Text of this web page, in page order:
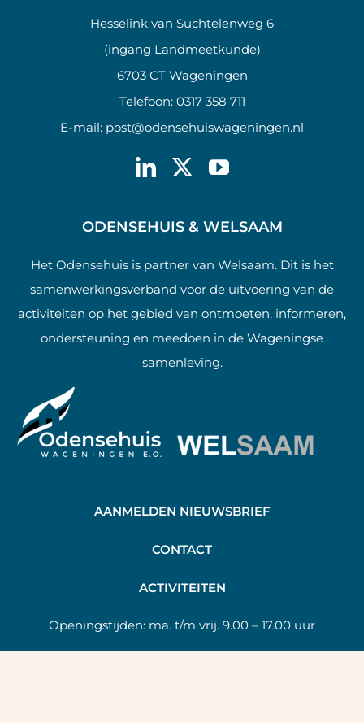
Hesselink van Suchtelenweg 6
(ingang Landmeetkunde)
6703 CT Wageningen
Telefoon: 0317 358 711
E-mail: post@odensehuiswageningen.nl
ODENSEHUIS & WELSAAM
Het Odensehuis is partner van Welsaam. Dit is het
samenwerkingsverband voor de uitvoering van de
activiteiten op het gebied van ontmoeten, informeren,
ondersteuning en meedoen in de Wageningse
samenleving.
AANMELDEN NIEUWSBRIEF
CONTACT
ACTIVITEITEN
Openingstijden: ma. t/m vrij. 9.00 – 17.00 uur